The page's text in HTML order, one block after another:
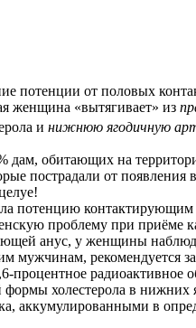
потенции от половых
женщина «вытягивает» из
и нижнюю ягодичную
дам, обитающих на
пострадали от появления
потенцию
проблему при приёме
анус, у женщины
рекомендуется
процентное радиоактивное
холестерола в нижних
аккумулированными в